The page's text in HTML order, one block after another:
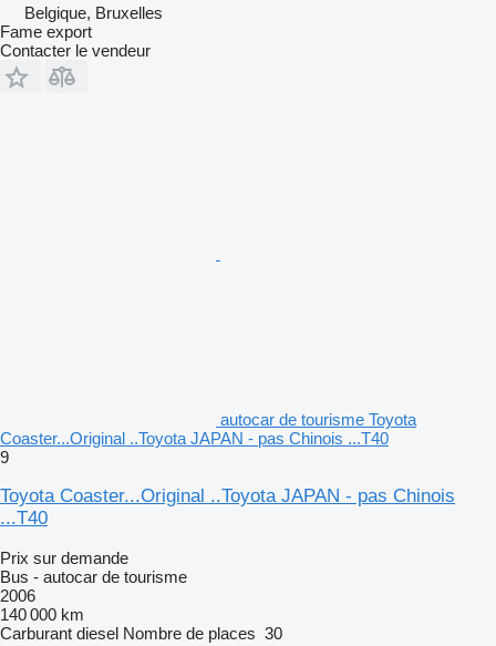
Belgique, Bruxelles
Fame export
Contacter le vendeur
autocar de tourisme Toyota
Coaster...Original ..Toyota JAPAN - pas Chinois ...T40
9
Toyota Coaster...Original ..Toyota JAPAN - pas Chinois
...T40
Prix sur demande
Bus - autocar de tourisme
2006
140 000 km
Carburant diesel Nombre de places 30